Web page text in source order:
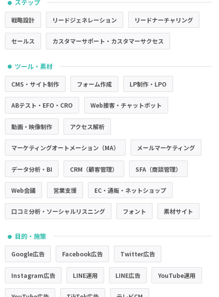
● ステップ
戦略設計 リードジェネレーション リードナーチャリング
セールス カスタマーサポート・カスタマーサクセス
● ツール・素材
CMS・サイト制作 フォーム作成 LP制作・LPO
ABテスト・EFO・CRO Web接客・チャットボット
動画・映像制作 アクセス解析
マーケティングオートメーション（MA） メールマーケティング
データ分析・BI CRM（顧客管理） SFA（商談管理）
Web会議 営業支援 EC・通販・ネットショップ
口コミ分析・ソーシャルリスニング フォント 素材サイト
● 目的・施策
Google広告 Facebook広告 Twitter広告
Instagram広告 LINE運用 LINE広告 YouTube運用